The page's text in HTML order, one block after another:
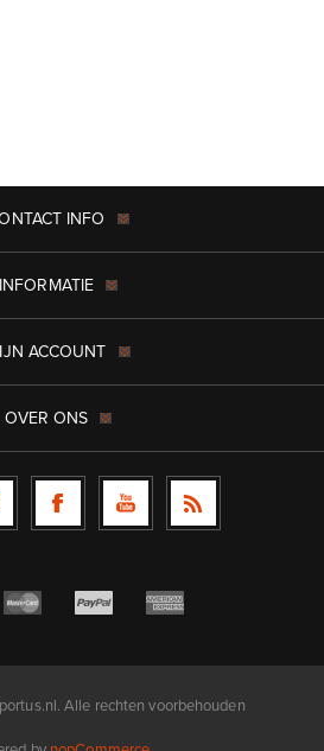
INFO
INFORMATIE
ACCOUNT
OVER ONS
Alle rechten voorbehouden